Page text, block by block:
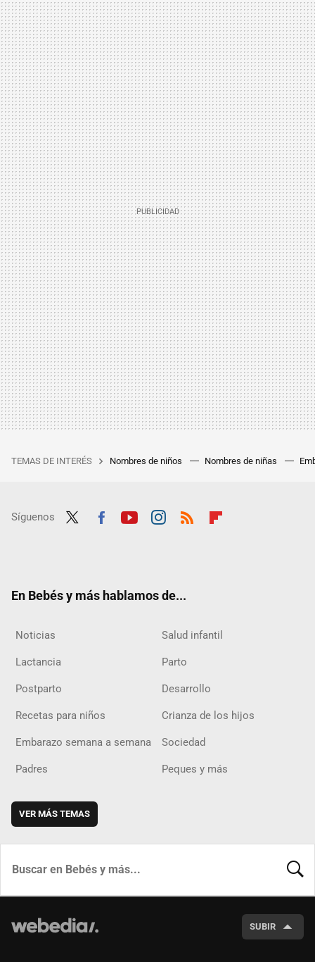
TEMAS DE INTERÉS Nombres de niños Nombres de niñas
Síguenos
En Bebés y más hablamos de...
Noticias Salud infantil
Lactancia Parto
Postparto Desarrollo
Recetas para niños Crianza de los hijos
Embarazo semana a semana Sociedad
Padres Peques y más
VER MÁS TEMAS
SUBIR